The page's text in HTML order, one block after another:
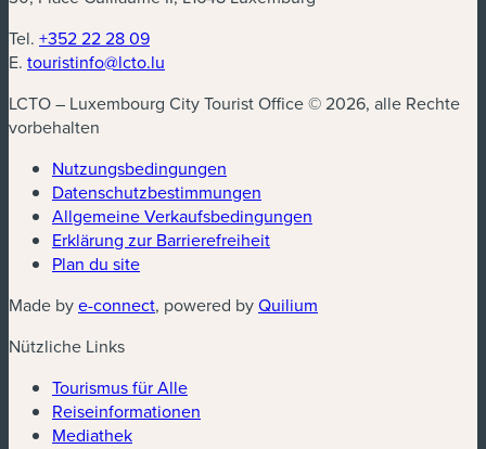
Tel. +352 22 28 09
E. touristinfo@lcto.lu
LCTO – Luxembourg City Tourist Office © 2026, alle Rechte
vorbehalten
Nutzungsbedingungen
Datenschutzbestimmungen
Allgemeine Verkaufsbedingungen
Erklärung zur Barrierefreiheit
Plan du site
Made bye-connect(neues Fenster)
, powered byQuilium
Nützliche Links
Tourismus für Alle
Reiseinformationen
Mediathek